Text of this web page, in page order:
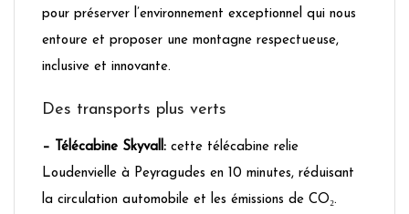
pour préserver l’environnement exceptionnel qui nous
entoure et proposer une montagne respectueuse,
inclusive et innovante.
Des transports plus verts
– Télécabine Skyvall: cette télécabine relie
Loudenvielle à Peyragudes en 10 minutes, réduisant
la circulation automobile et les émissions de CO₂.